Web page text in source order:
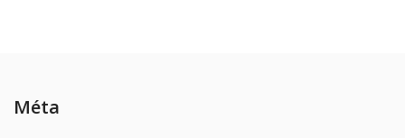
Méta